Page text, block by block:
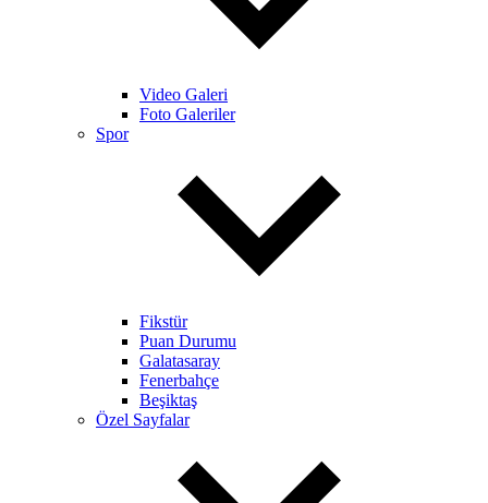
Video Galeri
Foto Galeriler
Spor
Fikstür
Puan Durumu
Galatasaray
Fenerbahçe
Beşiktaş
Özel Sayfalar